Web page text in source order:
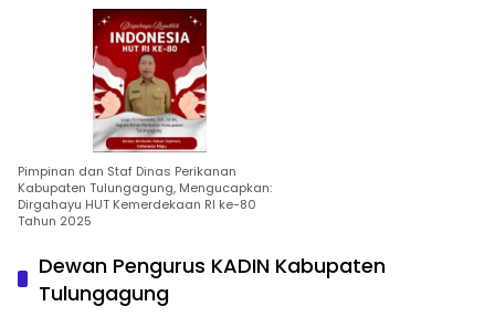
Pimpinan dan Staf Dinas Perikanan
Kabupaten Tulungagung, Mengucapkan:
Dirgahayu HUT Kemerdekaan RI ke-80
Tahun 2025
Dewan Pengurus KADIN Kabupaten
Tulungagung